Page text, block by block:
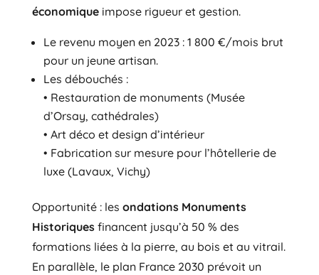
économiqueimpose rigueur et gestion.
Le revenu moyen en 2023 : 1 800 €/mois brut
pour un jeune artisan.
Les débouchés :
• Restauration de monuments (Musée
d’Orsay, cathédrales)
• Art déco et design d’intérieur
• Fabrication sur mesure pour l’hôtellerie de
luxe (Lavaux, Vichy)
Opportunité : les ondations Monuments
Historiquesfinancent jusqu’à 50 % des
formations liées à la pierre, au bois et au vitrail.
En parallèle, le plan France 2030 prévoit un